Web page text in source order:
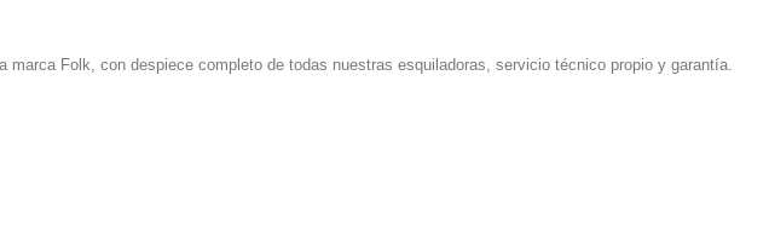
marca Folk, con despiece completo de todas nuestras esquiladoras, servicio técnico propio y garantía.